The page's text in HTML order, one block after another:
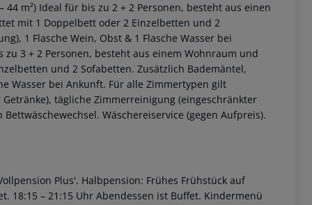
44 m²) Ideal für bis zu 2 + 2 Personen, besteht aus einen
mit 1 Doppelbett oder 2 Einzelbetten und 2
1 Flasche Wein, Obst & 1 Flasche Wasser bei
zu 3 + 2 Personen, besteht aus einem Wohnraum und
und 2 Sofabetten. Zusätzlich Bademäntel,
Wasser bei Ankunft. Für alle Zimmertypen gilt
tägliche Zimmerreinigung (eingeschränkter
Wäschereiservice (gegen Aufpreis).
Plus'. Halbpension: Frühes Frühstück auf
18:15 – 21:15 Uhr Abendessen ist Buffet. Kindermenü